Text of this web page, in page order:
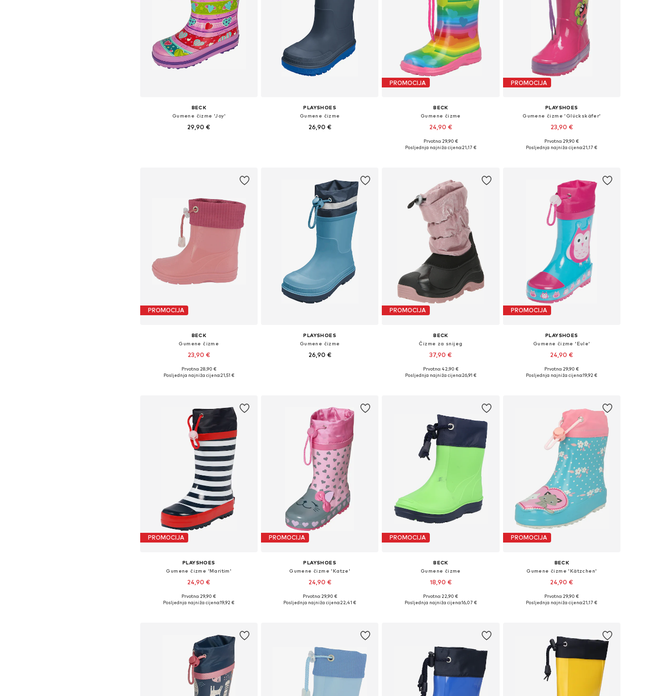
BECK
Gumene čizme 'Joy'
29,90 €
PLAYSHOES
Gumene čizme
26,90 €
PROMOCIJA
BECK
Gumene čizme
24,90 €
Dostupno u više veličina
Prvotno: 29,90 €
Posljednja najniža cijena:21,17 €
PROMOCIJA
PLAYSHOES
Gumene čizme 'Glückskäfer'
23,90 €
Dostupno u više veličina
Prvotno: 29,90 €
Posljednja najniža cijena:21,17 €
PROMOCIJA
BECK
Gumene čizme
23,90 €
+ 4
Dostupno u više veličina
Prvotno: 28,90 €
Posljednja najniža cijena:21,51 €
PLAYSHOES
Gumene čizme
26,90 €
PROMOCIJA
BECK
Čizme za snijeg
37,90 €
Dostupno u više veličina
Prvotno: 42,90 €
Posljednja najniža cijena:26,91 €
PROMOCIJA
PLAYSHOES
Gumene čizme 'Eule'
24,90 €
Dostupno u više veličina
Prvotno: 29,90 €
Posljednja najniža cijena:19,92 €
PROMOCIJA
PLAYSHOES
Gumene čizme 'Maritim'
24,90 €
Dostupno u više veličina
Prvotno: 29,90 €
Posljednja najniža cijena:19,92 €
PROMOCIJA
PLAYSHOES
Gumene čizme 'Katze'
24,90 €
Dostupno u više veličina
Prvotno: 29,90 €
Posljednja najniža cijena:22,41 €
PROMOCIJA
BECK
Gumene čizme
18,90 €
+ 4
Dostupno u više veličina
Prvotno: 22,90 €
Posljednja najniža cijena:16,07 €
PROMOCIJA
BECK
Gumene čizme 'Kätzchen'
24,90 €
Dostupno u više veličina
Prvotno: 29,90 €
Posljednja najniža cijena:21,17 €